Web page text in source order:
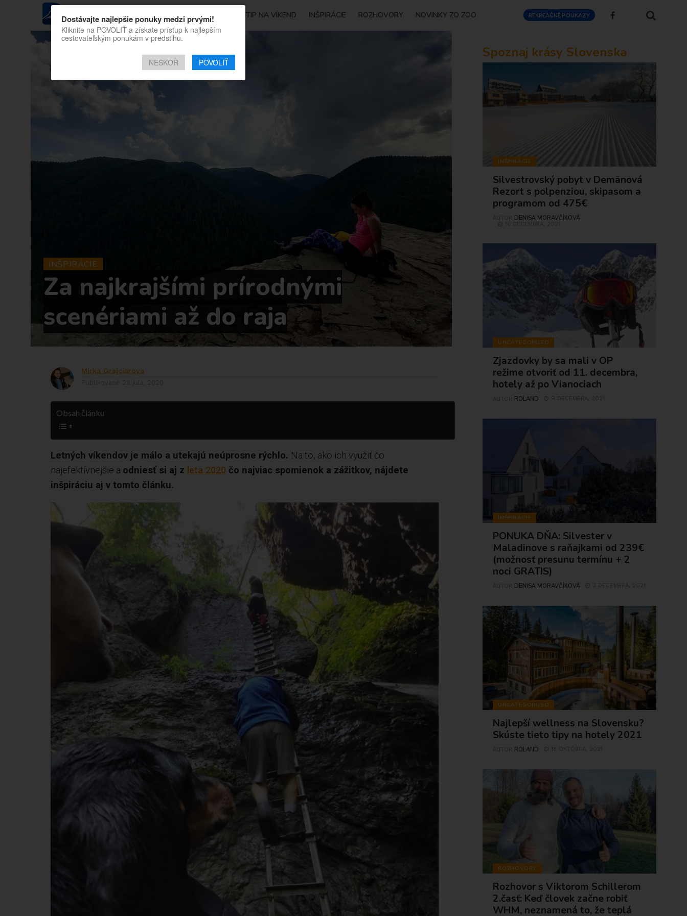
REGIÓNY TIP NA VÍKEND INŠPIRÁCIE ROZHOVORY NOVINKY ZO ZOO REKREAČNÉ POUKAZY
INŠPIRÁCIE
Za najkrajšími prírodnými
scenériami až do raja
Mirka Grajciarova
Obsah článku
Letných víkendov je málo a utekajú neúprosne rýchlo. Na to, ako ich využiť čo
najefektívnejšie a odniesť si aj z leta 2020 čo najviac spomienok a zážitkov, nájdete
inšpiráciu aj v tomto článku.
Spoznaj krásy Slovenska
INŠPIRÁCIE
Silvestrovský pobyt v Demänová
Rezort s polpenziou, skipasom a
programom od 475€
DENISA MORAVČÍKOVÁ
UNCATEGORIZED
Zjazdovky by sa mali v OP
režime otvoriť od 11. decembra,
hotely až po Vianociach
ROLAND
INŠPIRÁCIE
PONUKA DŇA: Silvester v
Maladinove s raňajkami od 239€
(možnosť presunu termínu + 2
noci GRATIS)
DENISA MORAVČÍKOVÁ
UNCATEGORIZED
Najlepší wellness na Slovensku?
Skúste tieto tipy na hotely 2021
ROLAND
ROZHOVORY
Rozhovor s Viktorom Schillerom
2.časť: Keď človek začne robiť
WHM, neznamená to, že teplá
Dostávajte najlepšie ponuky medzi prvými!
Kliknite na POVOLIŤ a získate prístup k najlepším
cestovateľským ponukám v predstihu.
NESKÔR POVOLIŤ